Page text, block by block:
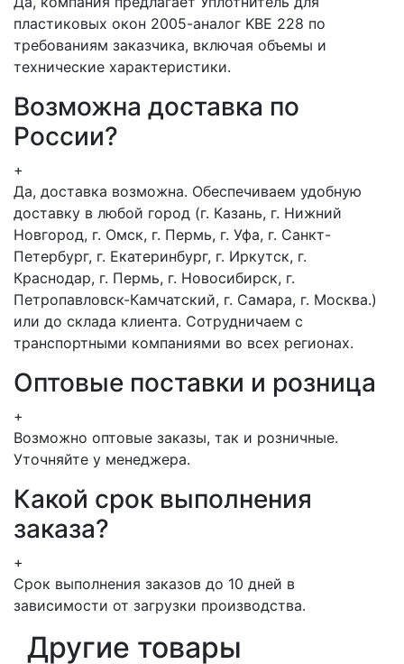
пластиковых окон 2005-аналог KBE 228 по
требованиям заказчика, включая объемы и
технические характеристики.
Возможна доставка по
России?
+
Да, доставка возможна. Обеспечиваем удобную
доставку в любой город (г. Казань, г. Нижний
Новгород, г. Омск, г. Пермь, г. Уфа, г. Санкт-
Петербург, г. Екатеринбург, г. Иркутск, г.
Краснодар, г. Пермь, г. Новосибирск, г.
Петропавловск-Камчатский, г. Самара, г. Москва.)
или до склада клиента. Сотрудничаем с
транспортными компаниями во всех регионах.
Оптовые поставки и розница
+
Возможно оптовые заказы, так и розничные.
Уточняйте у менеджера.
Какой срок выполнения
заказа?
+
Срок выполнения заказов до 10 дней в
зависимости от загрузки производства.
Другие товары